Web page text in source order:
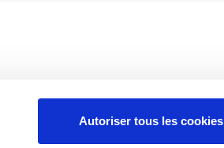
Autoriser tous les cookies